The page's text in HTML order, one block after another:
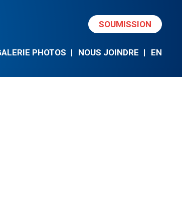
SOUMISSION
PHOTOS NOUS JOINDRE EN